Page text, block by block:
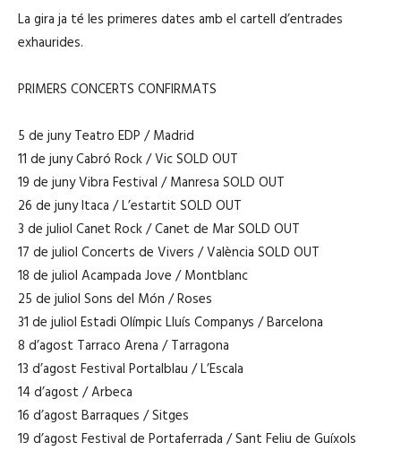
La gira ja té les primeres dates amb el cartell d’entrades
exhaurides.
PRIMERS CONCERTS CONFIRMATS
5 de juny Teatro EDP / Madrid
11 de juny Cabró Rock / Vic SOLD OUT
19 de juny Vibra Festival / Manresa SOLD OUT
26 de juny Itaca / L’estartit SOLD OUT
3 de juliol Canet Rock / Canet de Mar SOLD OUT
17 de juliol Concerts de Vivers / València SOLD OUT
18 de juliol Acampada Jove / Montblanc
25 de juliol Sons del Món / Roses
31 de juliol Estadi Olímpic Lluís Companys / Barcelona
8 d’agost Tarraco Arena / Tarragona
13 d’agost Festival Portalblau / L’Escala
14 d’agost / Arbeca
16 d’agost Barraques / Sitges
19 d’agost Festival de Portaferrada / Sant Feliu de Guíxols